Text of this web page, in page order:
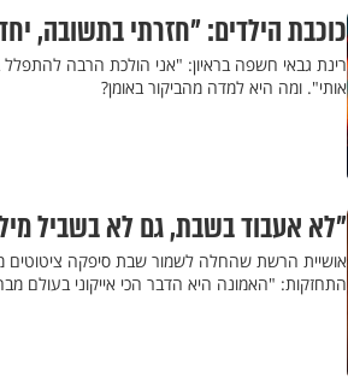
כוכבת הילדים: "חזרתי בתשובה,
רינת גבאי חשפה בראיון: "אני הולכת הרבה
אותי". ומה היא למדה מהביקור באומן?
"לא אעבוד בשבת, גם לא בשביל
אושיית הרשת שהחלה לשמור שבת סיפקה ציטוטים
התחזקות: "האמונה היא הדבר הכי אייקוני בעולם